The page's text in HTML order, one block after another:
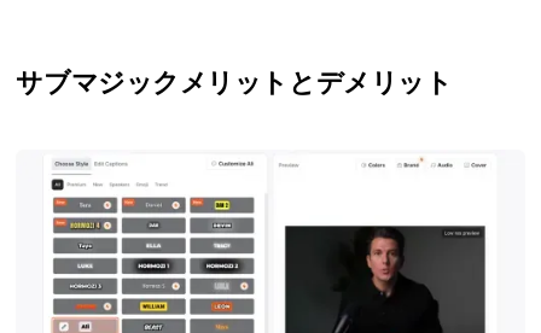
サブマジック メリットとデメリット